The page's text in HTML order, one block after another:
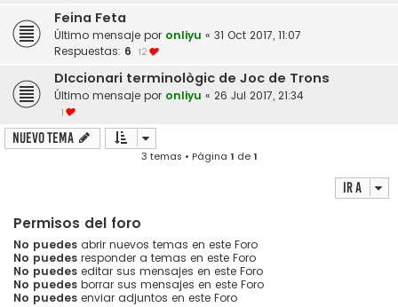
Feina Feta
Último mensaje por onliyu « 31 Oct 2017, 11:07
Respuestas: 6 12
DIccionari terminològic de Joc de Trons
Último mensaje por onliyu « 26 Jul 2017, 21:34
1
Nuevo Tema
3 temas • Página 1 de1
Ir a
Permisos del foro
No puedes abrir nuevos temas en este Foro
No puedes responder a temas en este Foro
No puedes editar sus mensajes en este Foro
No puedes borrar sus mensajes en este Foro
No puedes enviar adjuntos en este Foro